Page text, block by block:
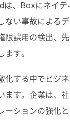
は、Boxにネイテ
ない事故による
限誤用の検出、
ます。
化する中でビジ
ます。企業は、
ーションの強化